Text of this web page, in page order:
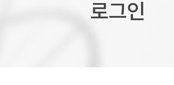
로그인